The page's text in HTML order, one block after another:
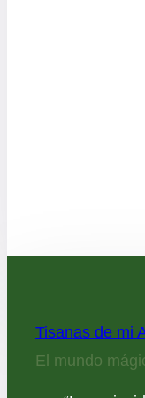
Tisanas de mi
El mundo